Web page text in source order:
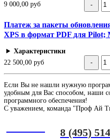
9 000,00 руб
Платеж за пакеты
XPS в формат PDF для Pilot;
Характеристики
22 500,00 руб
Если Вы не нашли нужную
удобным для Вас способом, наши
программного обеспечения!
С уважением, команда "Проф Ай
8 (495)